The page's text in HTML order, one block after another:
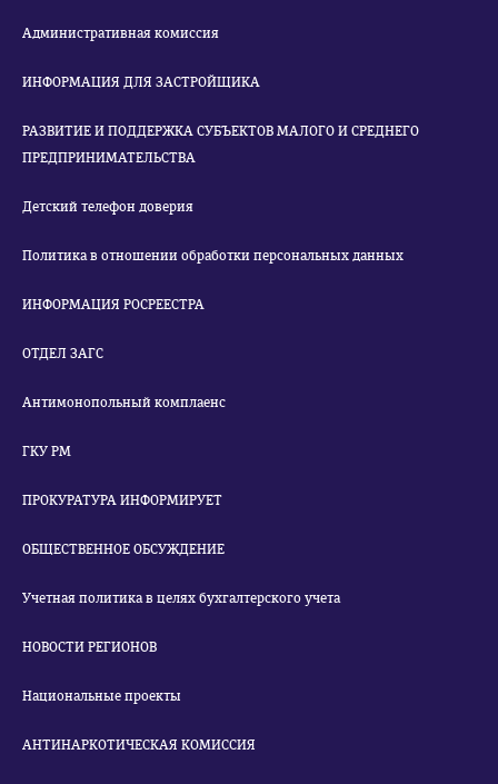
Административная комиссия
ИНФОРМАЦИЯ ДЛЯ ЗАСТРОЙЩИКА
РАЗВИТИЕ И ПОДДЕРЖКА СУБЪЕКТОВ МАЛОГО И СРЕДНЕГО
ПРЕДПРИНИМАТЕЛЬСТВА
Детский телефон доверия
Политика в отношении обработки персональных данных
ИНФОРМАЦИЯ РОСРЕЕСТРА
ОТДЕЛ ЗАГС
Антимонопольный комплаенс
ГКУ РМ
ПРОКУРАТУРА ИНФОРМИРУЕТ
ОБЩЕСТВЕННОЕ ОБСУЖДЕНИЕ
Учетная политика в целях бухгалтерского учета
НОВОСТИ РЕГИОНОВ
Национальные проекты
АНТИНАРКОТИЧЕСКАЯ КОМИССИЯ